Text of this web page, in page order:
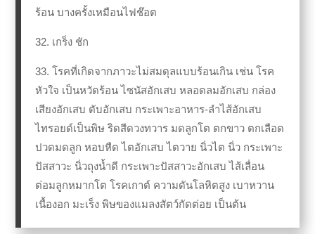
ร้อน บางครั้งเหมือนไฟช๊อต
32. เกร็ง ชัก
33. โรคที่เกิดจากภาวะไม่สมดุลแบบร้อนเกิน เช่น โรค
หัวใจ เป็นหวัดร้อน ไซนัสอักเสบ หลอดลมอักเสบ กล่อง
เสียงอักเสบ ตับอักเสบ กระเพาะอาหาร-ลำไส้อักเสบ
ไทรอยด์เป็นพิษ ริดสีดวงทวาร มดลูกโต ตกขาว ตกเลือด
ปวดมดลูก หอบหืด ไตอักเสบ ไตวาย นิ่วไต นิ่ว กระเพาะ
ปัสสาวะ นิ่วถุงน้ำดี กระเพาะปัสสาวะอักเสบ ไส้เลื่อน
ต่อมลูกหมากโต โรคเกาต์ ความดันโลหิตสูง เบาหวาน
เนื้องอก มะเร็ง พิษของแมลงสัตว์กัดต่อย เป็นต้น